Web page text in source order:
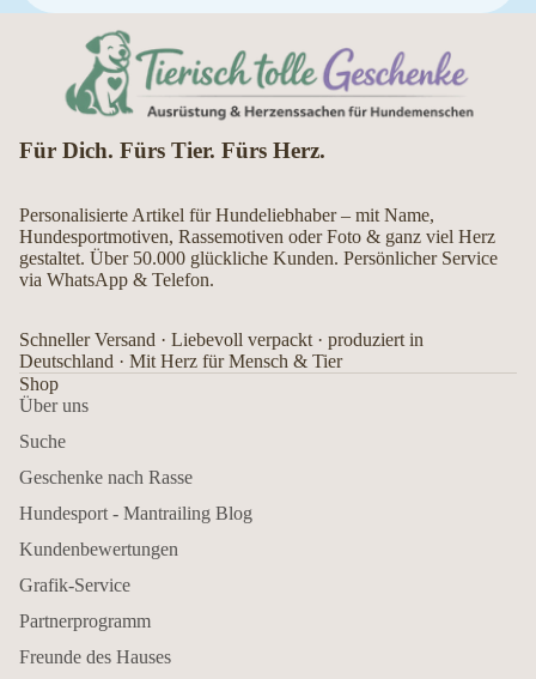
Für Dich. Fürs Tier. Fürs Herz.
Personalisierte Artikel für Hundeliebhaber – mit Name,
Hundesportmotiven, Rassemotiven oder Foto & ganz viel Herz
gestaltet. Über 50.000 glückliche Kunden. Persönlicher Service
via WhatsApp & Telefon.
Schneller Versand · Liebevoll verpackt · produziert in
Deutschland · Mit Herz für Mensch & Tier
Shop
Über uns
Suche
Geschenke nach Rasse
Hundesport - Mantrailing Blog
Kundenbewertungen
Grafik-Service
Partnerprogramm
Freunde des Hauses